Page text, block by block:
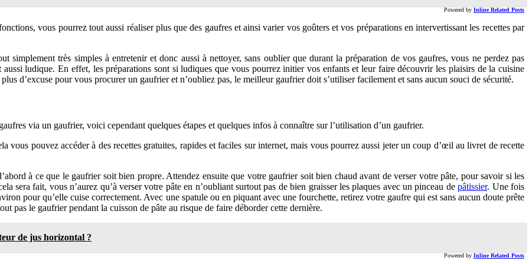
Powered by Inline Related Posts
vous pourrez tout aussi réaliser plus que des gaufres et ainsi varier vos goûters et vos préparations en intervertissant les recettes par
simplement très simples à entretenir et donc aussi à nettoyer, sans oublier que durant la préparation de vos gaufres, vous ne perdez pas
ludique. En effet, les préparations sont si ludiques que vous pourrez initier vos enfants et leur faire découvrir les plaisirs de la cuisine
d’excuse pour vous procurer un gaufrier et n’oubliez pas, le meilleur gaufrier doit s’utiliser facilement et sans aucun souci de sécurité.
via un gaufrier, voici cependant quelques étapes et quelques infos à connaître sur l’utilisation d’un gaufrier.
vous pouvez accéder à des recettes gratuites, rapides et faciles sur internet, mais vous pourrez aussi jeter un coup d’œil au livret de recette
à ce que le gaufrier soit bien propre. Attendez ensuite que votre gaufrier soit bien chaud avant de verser votre pâte, pour savoir si les
sera fait, vous n’aurez qu’à verser votre pâte en n’oubliant surtout pas de bien graisser les plaques avec un pinceau depâtissier. Une fois
pour qu’elle cuise correctement. Avec une spatule ou en piquant avec une fourchette, retirez votre gaufre qui est sans aucun doute prête
pas le gaufrier pendant la cuisson de pâte au risque de faire déborder cette dernière.
de jus horizontal ?
Powered by Inline Related Posts